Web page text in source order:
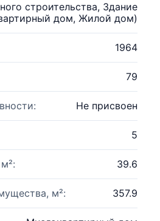
строительства, Здание
дом, Жилой дом)
1964
79
Не присвоен
5
39.6
м²: 357.9